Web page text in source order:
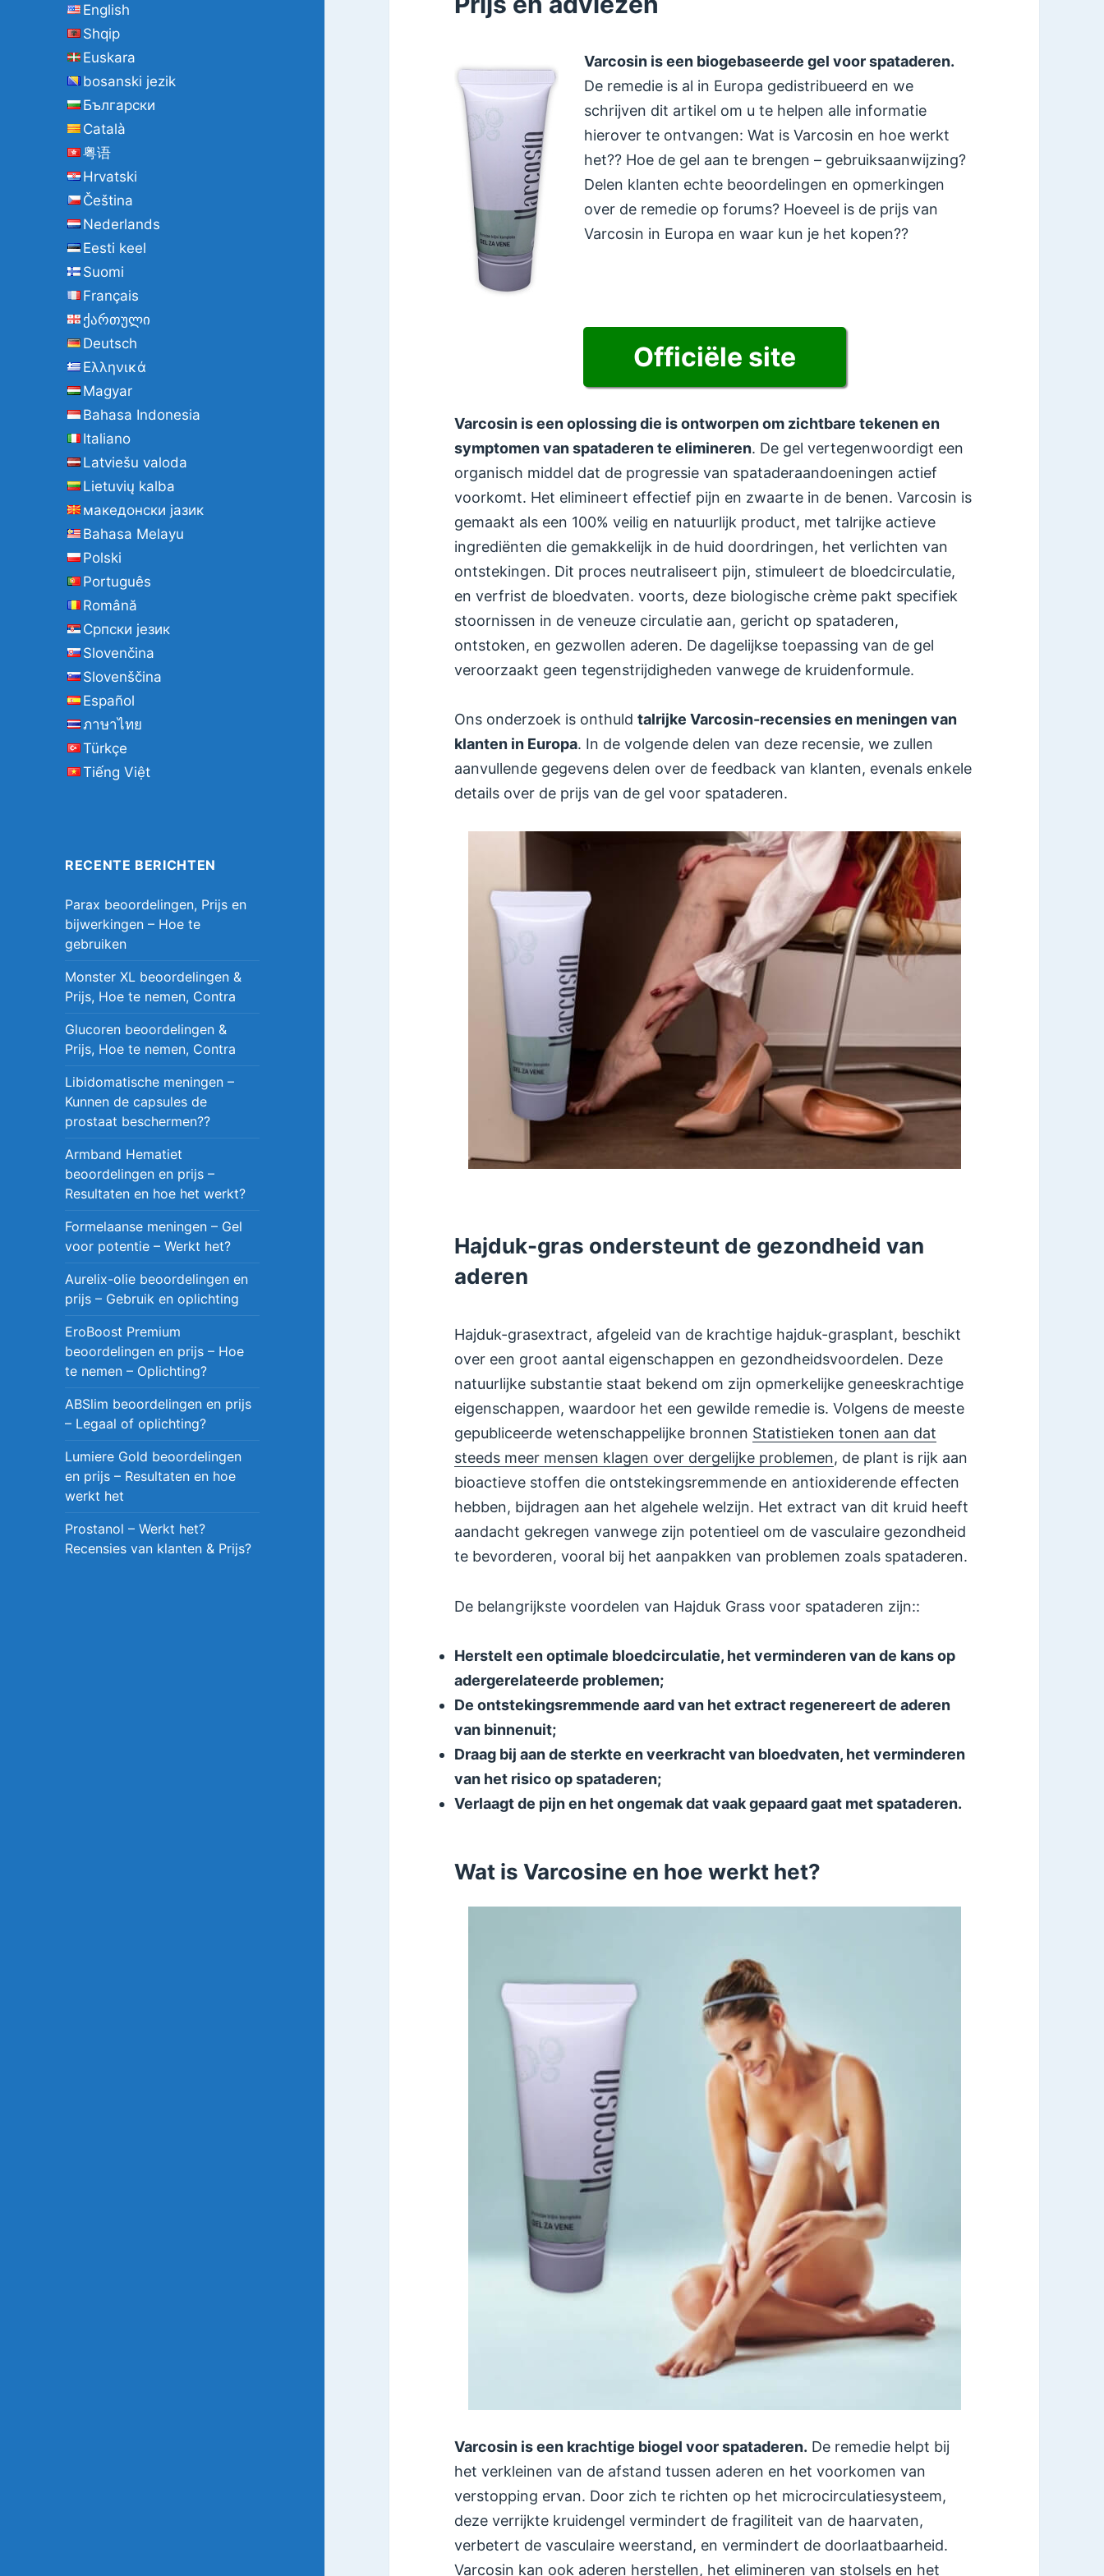
English
Shqip
Euskara
bosanski jezik
Български
Català
粤语
Hrvatski
Čeština
Nederlands
Eesti keel
Suomi
Français
ქართული
Deutsch
Ελληνικά
Magyar
Bahasa Indonesia
Italiano
Latviešu valoda
Lietuvių kalba
македонски јазик
Bahasa Melayu
Polski
Português
Română
Cрпски језик
Slovenčina
Slovenščina
Español
ภาษาไทย
Türkçe
Tiếng Việt
RECENTE BERICHTEN
Parax beoordelingen, Prijs en
bijwerkingen – Hoe te
gebruiken
Monster XL beoordelingen &
Prijs, Hoe te nemen, Contra
Glucoren beoordelingen &
Prijs, Hoe te nemen, Contra
Libidomatische meningen –
Kunnen de capsules de
prostaat beschermen??
Armband Hematiet
beoordelingen en prijs –
Resultaten en hoe het werkt?
Formelaanse meningen – Gel
voor potentie – Werkt het?
Aurelix-olie beoordelingen en
prijs – Gebruik en oplichting
EroBoost Premium
beoordelingen en prijs – Hoe
te nemen – Oplichting?
ABSlim beoordelingen en prijs
– Legaal of oplichting?
Lumiere Gold beoordelingen
en prijs – Resultaten en hoe
werkt het
Prostanol – Werkt het?
Recensies van klanten & Prijs?
Varcosin is een biogebaseerde gel voor spataderen.
De remedie is al in Europa gedistribueerd en we
schrijven dit artikel om u te helpen alle informatie
hierover te ontvangen: Wat is Varcosin en hoe werkt
het?? Hoe de gel aan te brengen – gebruiksaanwijzing?
Delen klanten echte beoordelingen en opmerkingen
over de remedie op forums? Hoeveel is de prijs van
Varcosin in Europa en waar kun je het kopen??
Officiële site
Varcosin is een oplossing die is ontworpen om zichtbare tekenen en
symptomen van spataderen te elimineren. De gel vertegenwoordigt een
organisch middel dat de progressie van spataderaandoeningen actief
voorkomt. Het elimineert effectief pijn en zwaarte in de benen. Varcosin is
gemaakt als een 100% veilig en natuurlijk product, met talrijke actieve
ingrediënten die gemakkelijk in de huid doordringen, het verlichten van
ontstekingen. Dit proces neutraliseert pijn, stimuleert de bloedcirculatie,
en verfrist de bloedvaten. voorts, deze biologische crème pakt specifiek
stoornissen in de veneuze circulatie aan, gericht op spataderen,
ontstoken, en gezwollen aderen. De dagelijkse toepassing van de gel
veroorzaakt geen tegenstrijdigheden vanwege de kruidenformule.
Ons onderzoek is onthuldtalrijke Varcosin-recensies en meningen van
klanten in Europa. In de volgende delen van deze recensie, we zullen
aanvullende gegevens delen over de feedback van klanten, evenals enkele
details over de prijs van de gel voor spataderen.
Hajduk-gras ondersteunt de gezondheid van
aderen
Hajduk-grasextract, afgeleid van de krachtige hajduk-grasplant, beschikt
over een groot aantal eigenschappen en gezondheidsvoordelen. Deze
natuurlijke substantie staat bekend om zijn opmerkelijke geneeskrachtige
eigenschappen, waardoor het een gewilde remedie is. Volgens de meeste
gepubliceerde wetenschappelijke bronnen Statistieken tonen aan dat
steeds meer mensen klagen over dergelijke problemen, de plant is rijk aan
bioactieve stoffen die ontstekingsremmende en antioxiderende effecten
hebben, bijdragen aan het algehele welzijn. Het extract van dit kruid heeft
aandacht gekregen vanwege zijn potentieel om de vasculaire gezondheid
te bevorderen, vooral bij het aanpakken van problemen zoals spataderen.
De belangrijkste voordelen van Hajduk Grass voor spataderen zijn::
Herstelt een optimale bloedcirculatie, het verminderen van de kans op
adergerelateerde problemen;
De ontstekingsremmende aard van het extract regenereert de aderen
van binnenuit;
Draag bij aan de sterkte en veerkracht van bloedvaten, het verminderen
van het risico op spataderen;
Verlaagt de pijn en het ongemak dat vaak gepaard gaat met spataderen.
Wat is Varcosine en hoe werkt het?
Varcosin is een krachtige biogel voor spataderen. De remedie helpt bij
het verkleinen van de afstand tussen aderen en het voorkomen van
verstopping ervan. Door zich te richten op het microcirculatiesysteem,
deze verrijkte kruidengel vermindert de fragiliteit van de haarvaten,
verbetert de vasculaire weerstand, en vermindert de doorlaatbaarheid.
Varcosin kan ook aderen herstellen, het elimineren van stolsels en het